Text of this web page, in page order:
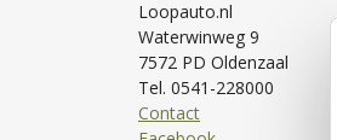
Loopauto.nl
Waterwinweg 9
7572 PD Oldenzaal
Tel. 0541-228000
Contact